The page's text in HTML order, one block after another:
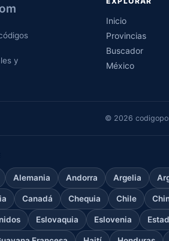
y
Inicio
Provincias
Buscador
México
© 2026
Alemania Andorra Argelia
Canadá Chequia Chile
Eslovaquia Eslovenia